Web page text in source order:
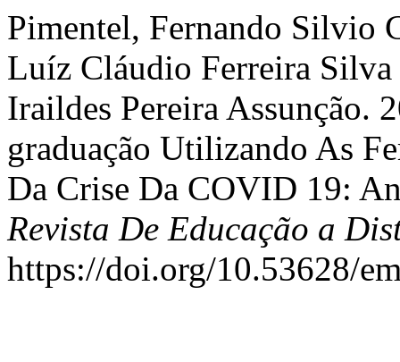
Pimentel, Fernando Silvio
Luíz Cláudio Ferreira
Iraildes Pereira Assunção.
graduação Utilizando As
Da Crise Da COVID 19:
Revista De Educação a
https://doi.org/10.53628/